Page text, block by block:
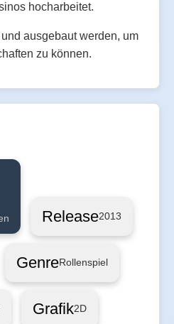
hocharbeitet.
ausgebaut werden, um
zu können.
Release2013
GenreRollenspiel
Grafik2D